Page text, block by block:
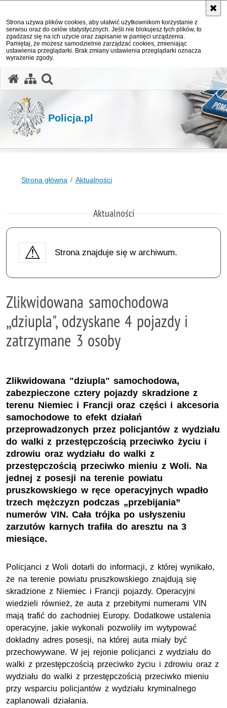
Strona używa plików cookies, aby ułatwić użytkownikom korzystanie z
serwisu oraz do celów statystycznych. Jeśli nie blokujesz tych plików, to
zgadzasz się na ich użycie oraz zapisanie w pamięci urządzenia.
Pamiętaj, że możesz samodzielnie zarządzać cookies, zmieniając
ustawienia przeglądarki. Brak zmiany ustawienia przeglądarki oznacza
wyrażenie zgody.
Policja.pl
Strona główna Aktualności
Aktualności
Strona znajduje się w archiwum.
Zlikwidowana samochodowa
,,dziupla", odzyskane 4 pojazdy i
zatrzymane 3 osoby
Zlikwidowana "dziupla" samochodowa,
zabezpieczone cztery pojazdy skradzione z
terenu Niemiec i Francji oraz części i akcesoria
samochodowe to efekt działań
przeprowadzonych przez policjantów z wydziału
do walki z przestępczością przeciwko życiu i
zdrowiu oraz wydziału do walki z
przestępczością przeciwko mieniu z Woli. Na
jednej z posesji na terenie powiatu
pruszkowskiego w ręce operacyjnych wpadło
trzech mężczyzn podczas „przebijania”
numerów VIN. Cała trójka po usłyszeniu
zarzutów karnych trafiła do aresztu na 3
miesiące.
Policjanci z Woli dotarli do informacji, z której wynikało,
że na terenie powiatu pruszkowskiego znajdują się
skradzione z Niemiec i Francji pojazdy. Operacyjni
wiedzieli również, że auta z przebitymi numerami VIN
mają trafić do zachodniej Europy. Dodatkowe ustalenia
operacyjne, jakie wykonali pozwoliły im wytypować
dokładny adres posesji, na której auta miały być
przechowywane. W jej rejonie policjanci z wydziału do
walki z przestępczością przeciwko życiu i zdrowiu oraz z
wydziału do walki z przestępczością przeciwko mieniu
przy wsparciu policjantów z wydziału kryminalnego
zaplanowali działania.